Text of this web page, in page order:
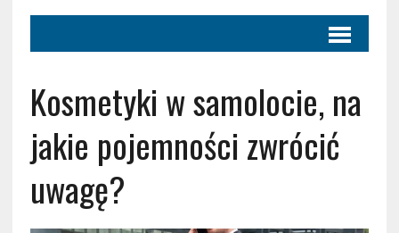
Kosmetyki w samolocie, na
jakie pojemności zwrócić
uwagę?